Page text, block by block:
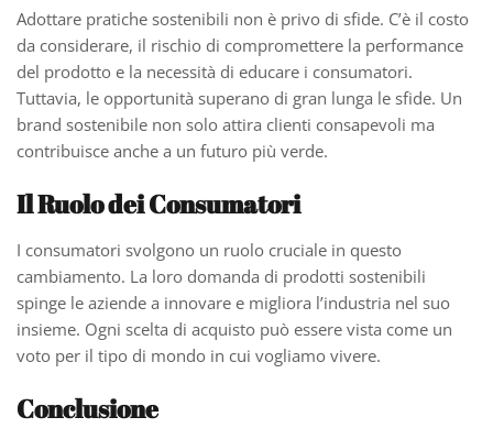
Adottare pratiche sostenibili non è privo di sfide. C’è il costo
da considerare, il rischio di compromettere la performance
del prodotto e la necessità di educare i consumatori.
Tuttavia, le opportunità superano di gran lunga le sfide. Un
brand sostenibile non solo attira clienti consapevoli ma
contribuisce anche a un futuro più verde.
Il Ruolo dei Consumatori
I consumatori svolgono un ruolo cruciale in questo
cambiamento. La loro domanda di prodotti sostenibili
spinge le aziende a innovare e migliora l’industria nel suo
insieme. Ogni scelta di acquisto può essere vista come un
voto per il tipo di mondo in cui vogliamo vivere.
Conclusione